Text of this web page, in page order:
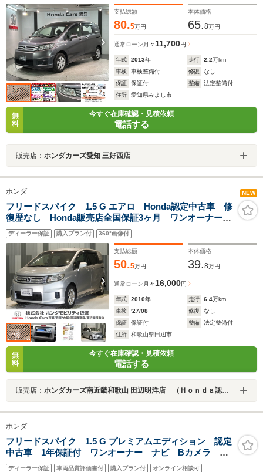
支払総額
80.5万円
本体価格
65.8万円
通常ローン 月々 11,700円
年式 2013年 走行 2.2万km
車検
車検整備付 修復
なし
保証
保証付 整備
法定整備付
住所
愛知県みよし市
無
料
今すぐ在庫確認・見積依頼
電話する
販売店： ホンダカーズ愛知 三好西店
ホンダ NEW
フリードスパイク 1.5 G エアロ Honda認定中古車 修
復歴なし Honda販売店全国保証3ヶ月 ワンオーナー
内装クリーニング済 CDチューナーHIDライト
ディーラー保証 購入プラン付 360°画像付
支払総額
50.5万円
本体価格
39.8万円
通常ローン 月々 16,000円
年式 2010年 走行 6.4万km
車検
'27/08 修復
なし
保証
保証付 整備
法定整備付
住所
和歌山県田辺市
無
料
今すぐ在庫確認・見積依頼
電話する
販売店： ホンダカーズ南近畿和歌山 田辺明洋店 （Ｈｏｎｄａ認定中古車取扱店）
ホンダ
フリードスパイク 1.5 G プレミアムエディション 認定
中古車 1年保証付 ワンオーナー ナビ Bカメラ
ETC 運転支援
ディーラー保証 車両品質評価書付 購入プラン付 オンライン相談可